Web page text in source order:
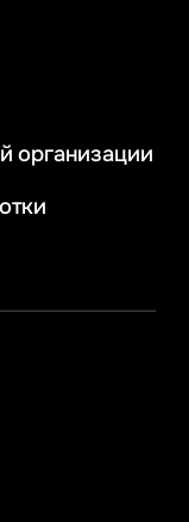
в бизнесе
организации